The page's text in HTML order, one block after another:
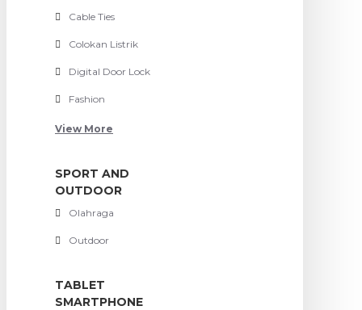
Cable Ties
Colokan Listrik
Digital Door Lock
Fashion
View More
SPORT AND
OUTDOOR
Olahraga
Outdoor
TABLET
SMARTPHONE